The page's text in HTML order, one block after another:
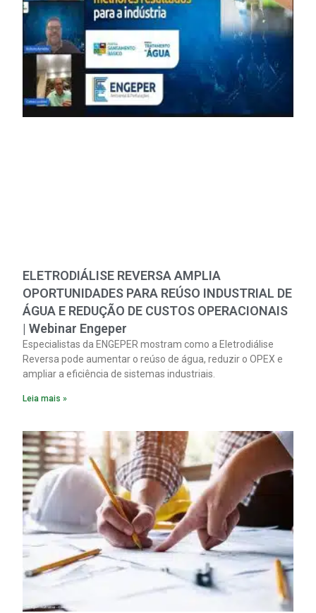
ELETRODIÁLISE REVERSA AMPLIA
OPORTUNIDADES PARA REÚSO INDUSTRIAL DE
ÁGUA E REDUÇÃO DE CUSTOS OPERACIONAIS
| Webinar Engeper
Especialistas da ENGEPER mostram como a Eletrodiálise
Reversa pode aumentar o reúso de água, reduzir o OPEX e
ampliar a eficiência de sistemas industriais.
Leia mais »